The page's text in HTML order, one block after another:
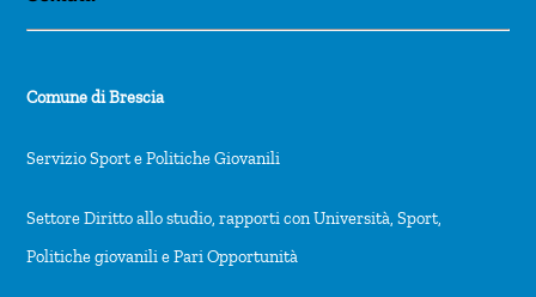
Comune di Brescia
Servizio Sport e Politiche Giovanili
Settore Diritto allo studio, rapporti con Università, Sport,
Politiche giovanili e Pari Opportunità